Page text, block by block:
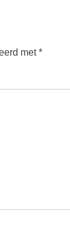
met*